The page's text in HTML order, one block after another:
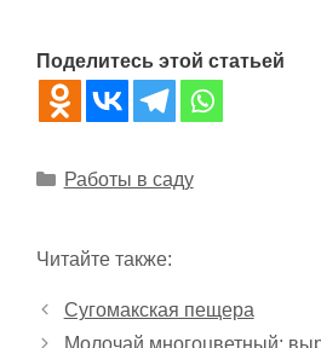
Поделитесь этой статьей
Рубрики
Работы в саду
Читайте также:
Сугомакская пещера
Молочай многоцветный: